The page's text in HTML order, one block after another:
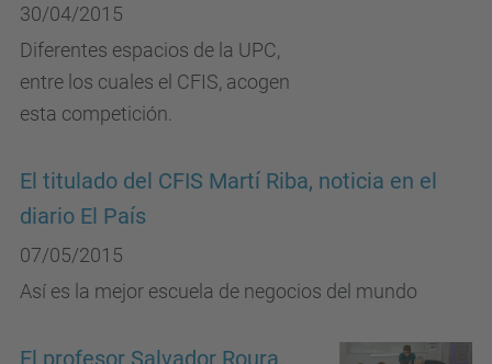
30/04/2015
Diferentes espacios de la UPC,
entre los cuales el CFIS, acogen
esta competición.
El titulado del CFIS Martí Riba, noticia en el
diario El País
07/05/2015
Así es la mejor escuela de negocios del mundo